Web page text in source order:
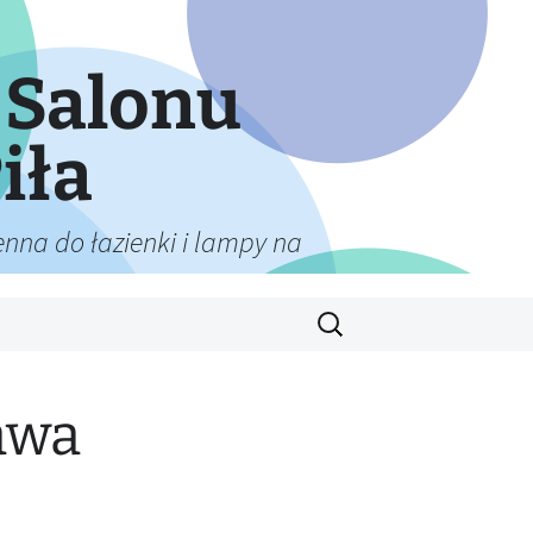
do łazienki i lampy na
Szukaj: